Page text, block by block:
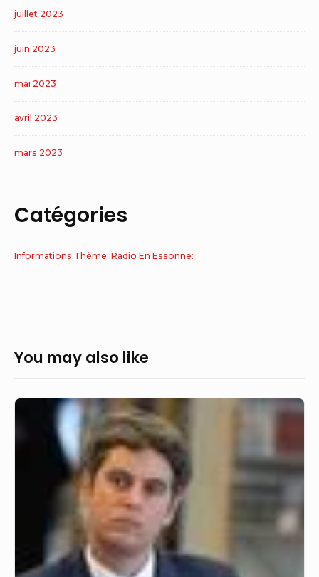
juillet 2023
juin 2023
mai 2023
avril 2023
mars 2023
Catégories
Informations Thème :Radio En Essonne:
You may also like
« Le
mentale »
une